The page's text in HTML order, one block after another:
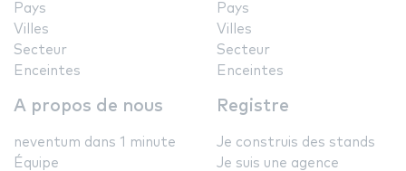
Pays
Villes
Secteur
Enceintes
Pays
Villes
Secteur
Enceintes
A propos de nous
neventum dans 1 minute
Équipe
Registre
Je construis des stands
Je suis une agence